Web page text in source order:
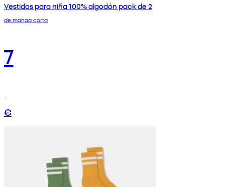
Vestidos para niña 100% algodón pack de 2
de manga corta
7
€